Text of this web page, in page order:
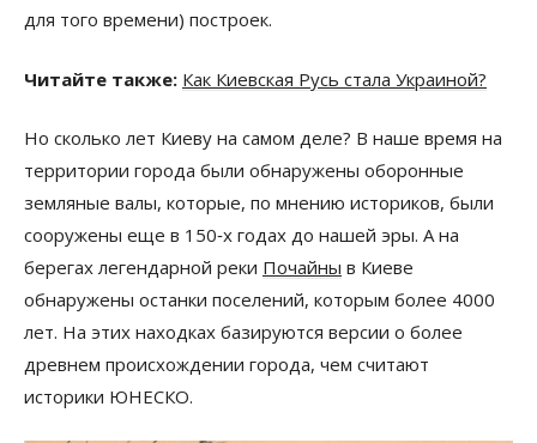
для того времени) построек.
Читайте также: Как Киевская Русь стала Украиной?
Но сколько лет Киеву на самом деле? В наше время на
территории города были обнаружены оборонные
земляные валы, которые, по мнению историков, были
сооружены еще в 150‑х годах до нашей эры. А на
берегах легендарной реки Почайны в Киеве
обнаружены останки поселений, которым более 4000
лет. На этих находках базируются версии о более
древнем происхождении города, чем считают
историки ЮНЕСКО.